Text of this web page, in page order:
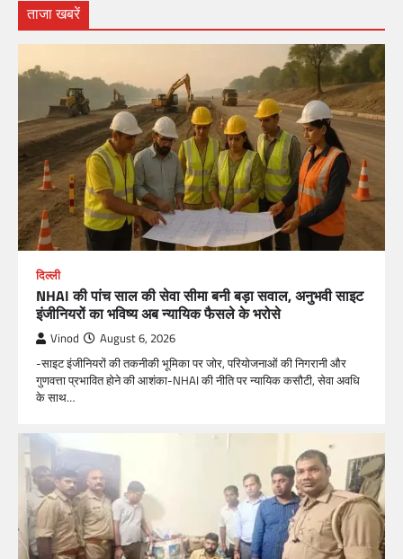
ताजा खबरें
दिल्ली
NHAI की पांच साल की सेवा सीमा बनी बड़ा सवाल, अनुभवी साइट
इंजीनियरों का भविष्य अब न्यायिक फैसले के भरोसे
Vinod August 6, 2026
-साइट इंजीनियरों की तकनीकी भूमिका पर जोर, परियोजनाओं की निगरानी और
गुणवत्ता प्रभावित होने की आशंका-NHAI की नीति पर न्यायिक कसौटी, सेवा अवधि
के साथ…